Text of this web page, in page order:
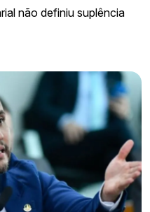
não definiu suplência